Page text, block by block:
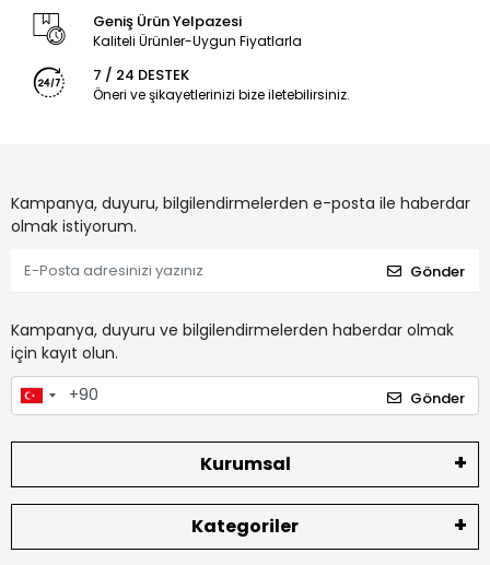
Geniş Ürün Yelpazesi
Kaliteli Ürünler-Uygun Fiyatlarla
7 / 24 DESTEK
Öneri ve şikayetlerinizi bize iletebilirsiniz.
Kampanya, duyuru, bilgilendirmelerden e-posta ile haberdar
olmak istiyorum.
Gönder
Kampanya, duyuru ve bilgilendirmelerden haberdar olmak
için kayıt olun.
Gönder
Kurumsal
Kategoriler